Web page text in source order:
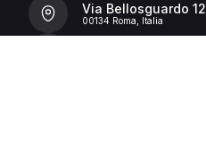
Via Bellosguardo 12
00134 Roma, Italia